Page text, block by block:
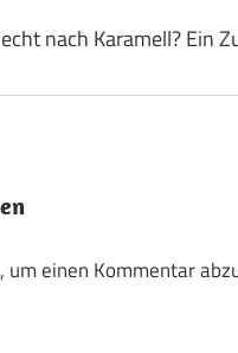
nach Karamell? Ein
um einen Kommentar